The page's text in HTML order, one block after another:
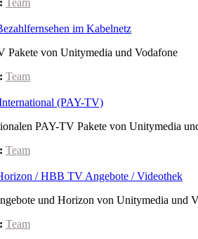
Team
im Kabelnetz
Pakete von Unitymedia und Vodafone
Team
(PAY-TV)
PAY-TV Pakete von Unitymedia
Team
/ HBB TV Angebote / Videothek
und Horizon von Unitymedia und
Team